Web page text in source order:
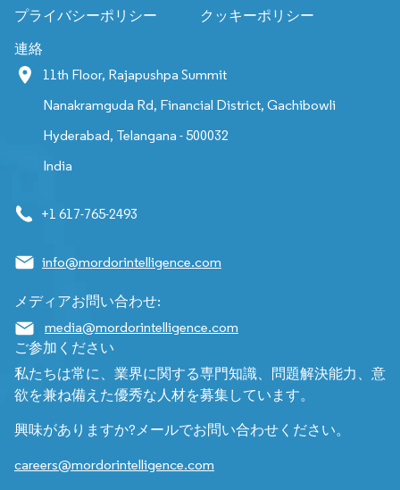
プライバシーポリシー クッキーポリシー
連絡
11th Floor, Rajapushpa Summit
Nanakramguda Rd, Financial District, Gachibowli
Hyderabad, Telangana - 500032
India
+1 617-765-2493
info@mordorintelligence.com
メディアお問い合わせ:
media@mordorintelligence.com
ご参加ください
私たちは常に、業界に関する専門知識、問題解決能力、意
欲を兼ね備えた優秀な人材を募集しています。
興味がありますか?メールでお問い合わせください。
careers@mordorintelligence.com